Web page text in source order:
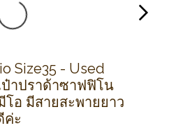
Size35 - Used
ป๋าปราด้าซาฟฟิโน
อ มีสายสะพายยาว
ค่ะ